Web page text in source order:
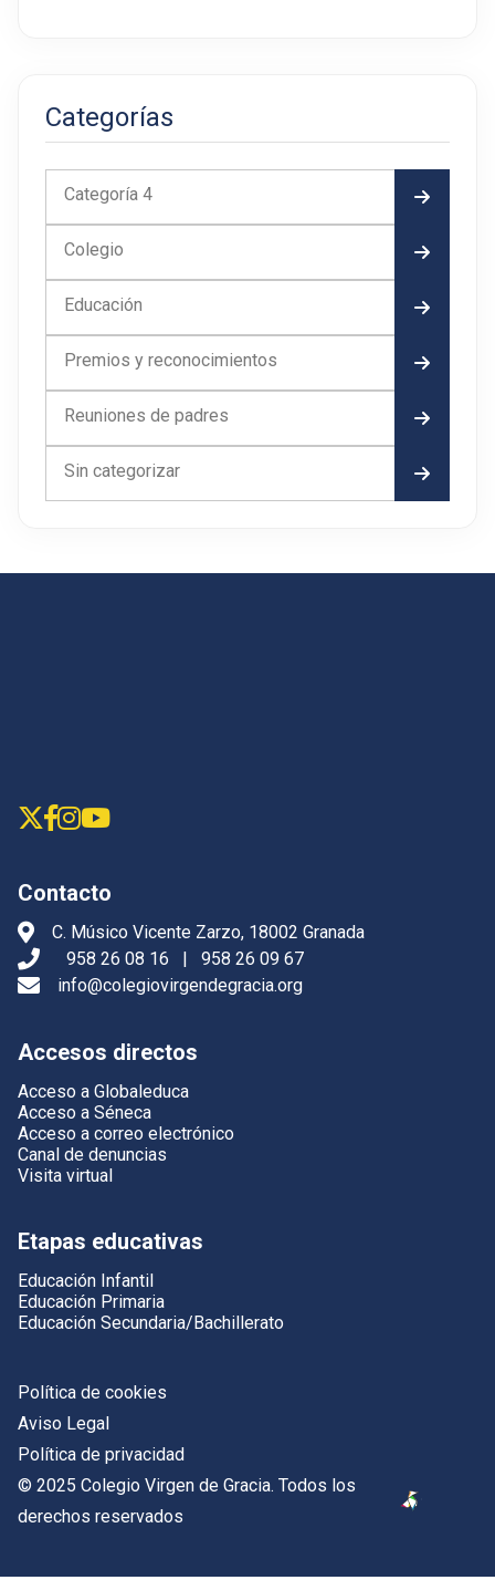
Categorías
Categoría 4
Colegio
Educación
Premios y reconocimientos
Reuniones de padres
Sin categorizar
Contacto
C. Músico Vicente Zarzo, 18002 Granada
958 26 08 16
958 26 09 67
info@colegiovirgendegracia.org
Accesos directos
Acceso a Globaleduca
Acceso a Séneca
Acceso a correo electrónico
Canal de denuncias
Visita virtual
Etapas educativas
Educación Infantil
Educación Primaria
Educación Secundaria/Bachillerato
Política de cookies
Aviso Legal
Política de privacidad
© 2025 Colegio Virgen de Gracia. Todos los
derechos reservados